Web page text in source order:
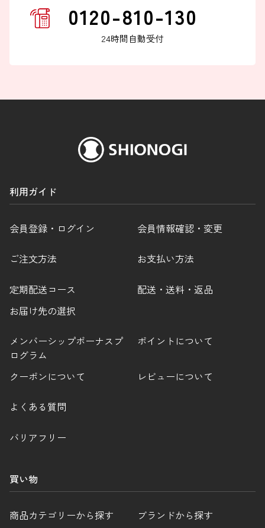
0120-810-130
24時間自動受付
利用ガイド
会員登録・ログイン 会員情報確認・変更
ご注文方法 お支払い方法
定期配送コース
配送・送料・返品
お届け先の選択
メンバーシップボーナスプ
ログラム
ポイントについて
クーポンについて レビューについて
よくある質問
バリアフリー
買い物
商品カテゴリーから探す
ブランドから探す